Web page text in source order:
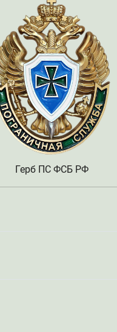
Герб ПС ФСБ РФ